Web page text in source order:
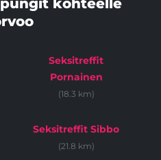
kohteelle
Seksitreffit
Pornainen
(18.3 km)
Seksitreffit Sibbo
(21.8 km)